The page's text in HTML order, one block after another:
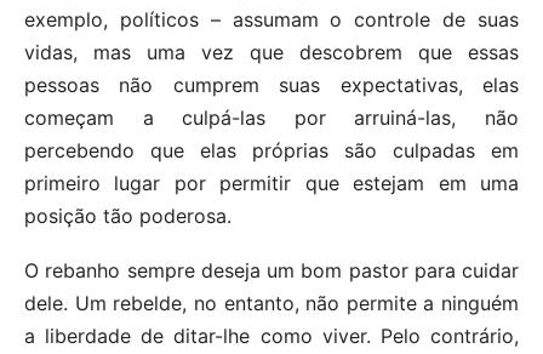
exemplo, políticos – assumam o controle de suas
vidas, mas uma vez que descobrem que essas
pessoas não cumprem suas expectativas, elas
começam a culpá-las por arruiná-las, não
percebendo que elas próprias são culpadas em
primeiro lugar por permitir que estejam em uma
posição tão poderosa.
O rebanho sempre deseja um bom pastor para cuidar
dele. Um rebelde, no entanto, não permite a ninguém
a liberdade de ditar-lhe como viver. Pelo contrário,